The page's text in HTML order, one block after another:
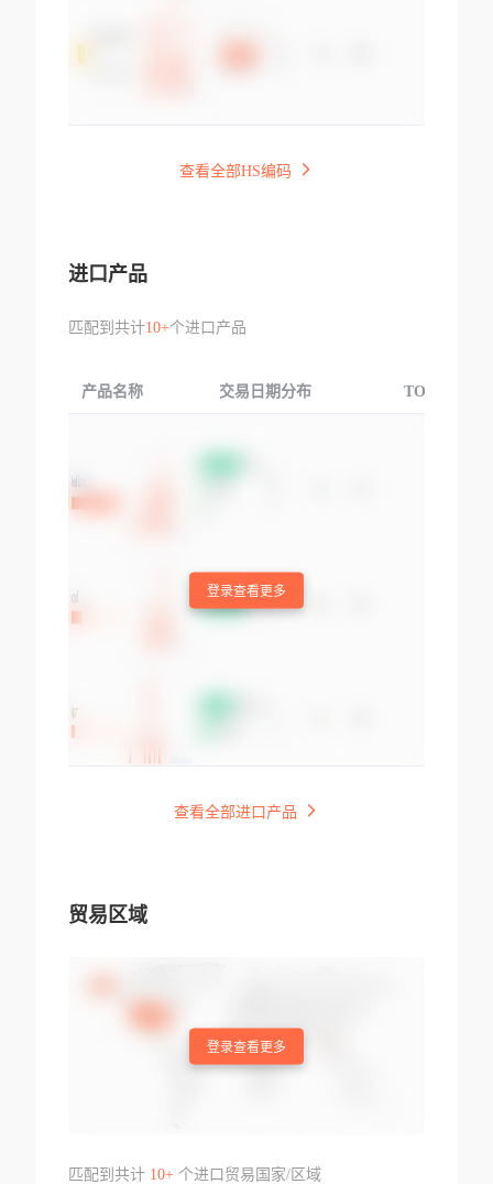
查看全部HS编码
进口产品
匹配到共计10+个进口产品
产品名称 交易日期分布 TOP3交易国
登录查看更多
查看全部进口产品
贸易区域
登录查看更多
匹配到共计 10+个进口贸易国家/区域